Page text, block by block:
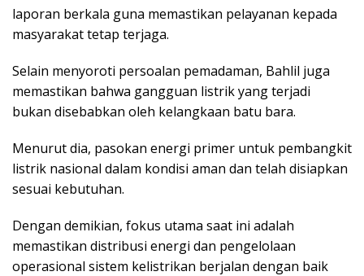
laporan berkala guna memastikan pelayanan kepada
masyarakat tetap terjaga.
Selain menyoroti persoalan pemadaman, Bahlil juga
memastikan bahwa gangguan listrik yang terjadi
bukan disebabkan oleh kelangkaan batu bara.
Menurut dia, pasokan energi primer untuk pembangkit
listrik nasional dalam kondisi aman dan telah disiapkan
sesuai kebutuhan.
Dengan demikian, fokus utama saat ini adalah
memastikan distribusi energi dan pengelolaan
operasional sistem kelistrikan berjalan dengan baik